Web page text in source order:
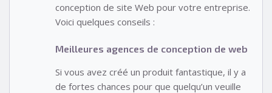
conception de site Web pour votre entreprise.
Voici quelques conseils :
Meilleures agences de conception de web
Si vous avez créé un produit fantastique, il y a
de fortes chances pour que quelqu’un veuille